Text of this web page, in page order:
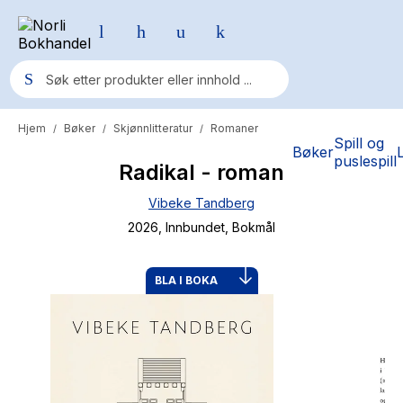
BøkerSpill og
puslespill
Populære søk
Fury Bound - Sable Sorensen
Hypopressiv trening
Hjem / Bøker / Skjønnlitteratur / Romaner
Radikal - roman
Vibeke Tandberg
2026 , Innbundet , Bokmål
BLA I BOKA